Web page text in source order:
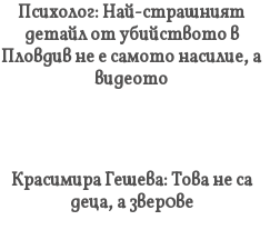
Психолог: Най-страшният
детайл от убийството в
Пловдив не е самото насилие, а
видеото
Красимира Гешева: Това не са
деца, а звер0ве